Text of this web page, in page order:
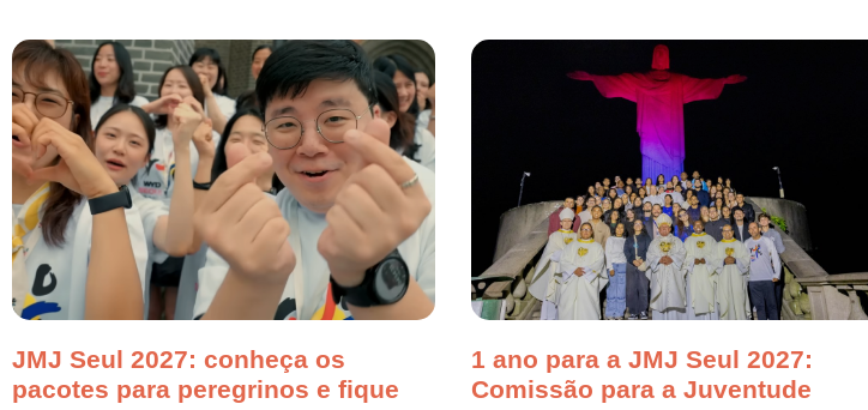
JMJ Seul 2027: conheça os
pacotes para peregrinos e fique
1 ano para a JMJ Seul 2027:
Comissão para a Juventude